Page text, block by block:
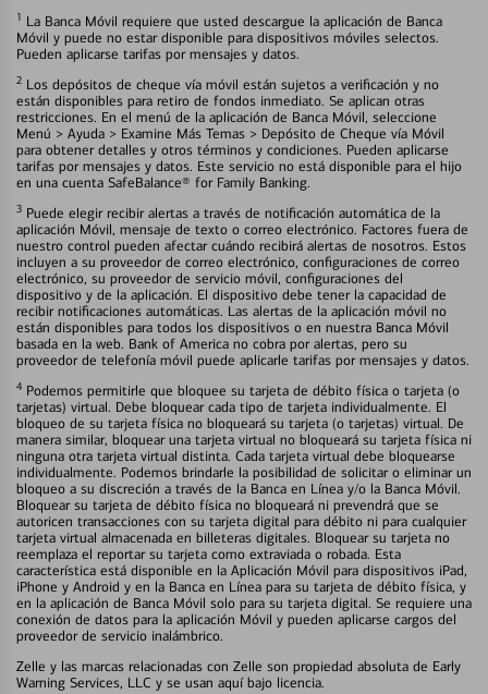
1 La Banca Móvil requiere que usted descargue la aplicación de Banca
Móvil y puede no estar disponible para dispositivos móviles selectos.
Pueden aplicarse tarifas por mensajes y datos.
2 Los depósitos de cheque vía móvil están sujetos a verificación y no
están disponibles para retiro de fondos inmediato. Se aplican otras
restricciones. En el menú de la aplicación de Banca Móvil, seleccione
Menú > Ayuda > Examine Más Temas > Depósito de Cheque vía Móvil
para obtener detalles y otros términos y condiciones. Pueden aplicarse
tarifas por mensajes y datos. Este servicio no está disponible para el hijo
en una cuenta SafeBalance® for Family Banking.
3 Puede elegir recibir alertas a través de notificación automática de la
aplicación Móvil, mensaje de texto o correo electrónico. Factores fuera de
nuestro control pueden afectar cuándo recibirá alertas de nosotros. Estos
incluyen a su proveedor de correo electrónico, configuraciones de correo
electrónico, su proveedor de servicio móvil, configuraciones del
dispositivo y de la aplicación. El dispositivo debe tener la capacidad de
recibir notificaciones automáticas. Las alertas de la aplicación móvil no
están disponibles para todos los dispositivos o en nuestra Banca Móvil
basada en la web. Bank of America no cobra por alertas, pero su
proveedor de telefonía móvil puede aplicarle tarifas por mensajes y datos.
4 Podemos permitirle que bloquee su tarjeta de débito física o tarjeta (o
tarjetas) virtual. Debe bloquear cada tipo de tarjeta individualmente. El
bloqueo de su tarjeta física no bloqueará su tarjeta (o tarjetas) virtual. De
manera similar, bloquear una tarjeta virtual no bloqueará su tarjeta física ni
ninguna otra tarjeta virtual distinta. Cada tarjeta virtual debe bloquearse
individualmente. Podemos brindarle la posibilidad de solicitar o eliminar un
bloqueo a su discreción a través de la Banca en Línea y/o la Banca Móvil.
Bloquear su tarjeta de débito física no bloqueará ni prevendrá que se
autoricen transacciones con su tarjeta digital para débito ni para cualquier
tarjeta virtual almacenada en billeteras digitales. Bloquear su tarjeta no
reemplaza el reportar su tarjeta como extraviada o robada. Esta
característica está disponible en la Aplicación Móvil para dispositivos iPad,
iPhone y Android y en la Banca en Línea para su tarjeta de débito física, y
en la aplicación de Banca Móvil solo para su tarjeta digital. Se requiere una
conexión de datos para la aplicación Móvil y pueden aplicarse cargos del
proveedor de servicio inalámbrico.
Zelle y las marcas relacionadas con Zelle son propiedad absoluta de Early
Warning Services, LLC y se usan aquí bajo licencia.